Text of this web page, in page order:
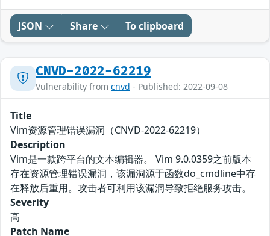
JSON Share To clipboard
CNVD-2022-62219
Vulnerability from cnvd - Published: 2022-09-08
Title
Vim资源管理错误漏洞（CNVD-2022-62219）
Description
Vim是一款跨平台的文本编辑器。 Vim 9.0.0359之前版本
存在资源管理错误漏洞，该漏洞源于函数do_cmdline中存
在释放后重用。攻击者可利用该漏洞导致拒绝服务攻击。
Severity
高
Patch Name